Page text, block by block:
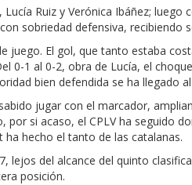
Ruiz y Verónica Ibáñez;
sobriedad defensiva, recibiendo
juego. El gol, que tanto estaba
0-1 al 0-2, obra de Lucía, el
bien defendida se ha llegado
jugar con el marcador,
por si acaso, el CPLV ha seguido
hecho el tanto de las catalanas.
lejos del alcance del quinto
posición.